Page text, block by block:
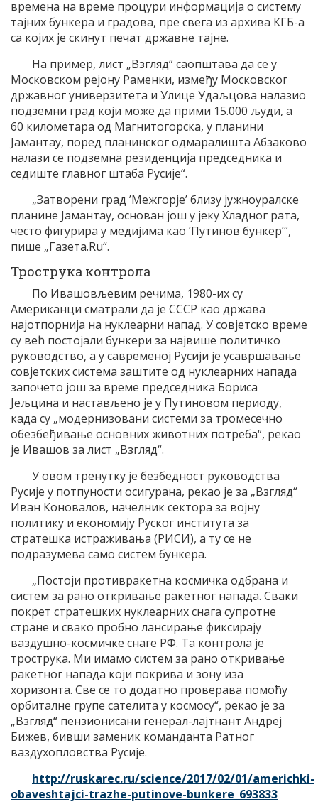
времена на време процури информација о систему
тајних бункера и градова, пре свега из архива КГБ-а
са којих је скинут печат државне тајне.
На пример, лист „Взгляд“ саопштава да се у
Московском рејону Раменки, између Московског
државног универзитета и Улице Удаљцова налазио
подземни град који може да прими 15.000 људи, а
60 километара од Магнитогорска, у планини
Јамантау, поред планинског одмаралишта Абзаково
налази се подземна резиденција председника и
седиште главног штаба Русије“.
„Затворени град ’Межгорје’ близу јужноуралске
планине Јамантау, основан још у јеку Хладног рата,
често фигурира у медијима као ’Путинов бункер’“,
пише „Газета.Ru“.
Трострука контрола
По Ивашовљевим речима, 1980-их су
Американци сматрали да је СССР као држава
најотпорнија на нуклеарни напад. У совјетско време
су већ постојали бункери за највише политичко
руководство, а у савременој Русији је усавршавање
совјетских система заштите од нуклеарних напада
започето још за време председника Бориса
Јељцина и настављено је у Путиновом периоду,
када су „модернизовани системи за тромесечно
обезбеђивање основних животних потреба“, рекао
је Ивашов за лист „Взгляд“.
У овом тренутку је безбедност руководства
Русије у потпуности осигурана, рекао је за „Взгляд“
Иван Коновалов, начелник сектора за војну
политику и економију Руског института за
стратешка истраживања (РИСИ), а ту се не
подразумева само систем бункера.
„Постоји противракетна космичка одбрана и
систем за рано откривање ракетног напада. Сваки
покрет стратешких нуклеарних снага супротне
стране и свако пробно лансирање фиксирају
ваздушно-космичке снаге РФ. Та контрола је
трострука. Ми имамо систем за рано откривање
ракетног напада који покрива и зону иза
хоризонта. Све се то додатно проверава помоћу
орбиталне групе сателита у космосу“, рекао је за
„Взгляд“ пензионисани генерал-лајтнант Андреј
Бижев, бивши заменик команданта Ратног
ваздухопловства Русије.
http://ruskarec.ru/science/2017/02/01/americhki-
obaveshtajci-trazhe-putinove-bunkere_693833